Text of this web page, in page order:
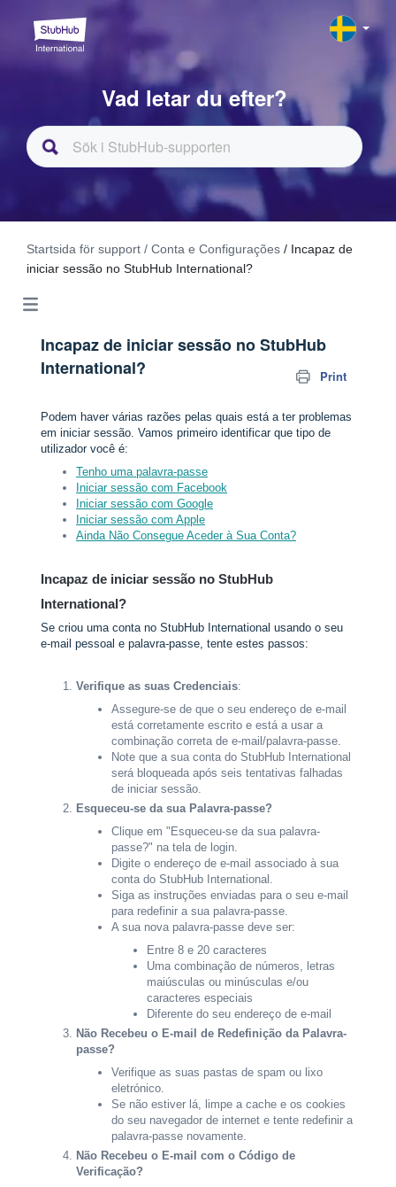
Vad letar du efter?
Startsida för support / Conta e Configurações / Incapaz de
iniciar sessão no StubHub International?
Incapaz de iniciar sessão no StubHub
International?
Print
Podem haver várias razões pelas quais está a ter problemas
em iniciar sessão. Vamos primeiro identificar que tipo de
utilizador você é:
Tenho uma palavra-passe
Iniciar sessão com Facebook
Iniciar sessão com Google
Iniciar sessão com Apple
Ainda Não Consegue Aceder à Sua Conta?
Incapaz de iniciar sessão no StubHub
International?
Se criou uma conta no StubHub International usando o seu
e-mail pessoal e palavra-passe, tente estes passos:
Verifique as suas Credenciais:
Assegure-se de que o seu endereço de e-mail
está corretamente escrito e está a usar a
combinação correta de e-mail/palavra-passe.
Note que a sua conta do StubHub International
será bloqueada após seis tentativas falhadas
de iniciar sessão.
Esqueceu-se da sua Palavra-passe?
Clique em "Esqueceu-se da sua palavra-
passe?" na tela de login.
Digite o endereço de e-mail associado à sua
conta do StubHub International.
Siga as instruções enviadas para o seu e-mail
para redefinir a sua palavra-passe.
A sua nova palavra-passe deve ser:
Entre 8 e 20 caracteres
Uma combinação de números, letras
maiúsculas ou minúsculas e/ou
caracteres especiais
Diferente do seu endereço de e-mail
Não Recebeu o E-mail de Redefinição da Palavra-
passe?
Verifique as suas pastas de spam ou lixo
eletrónico.
Se não estiver lá, limpe a cache e os cookies
do seu navegador de internet e tente redefinir a
palavra-passe novamente.
Não Recebeu o E-mail com o Código de
Verificação?